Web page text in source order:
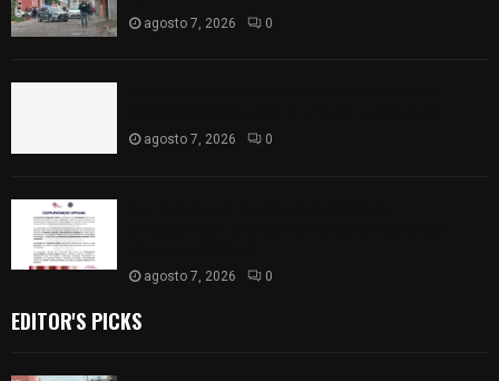
agosto 7, 2026 0
agosto 7, 2026 0
agosto 7, 2026 0
EDITOR'S PICKS